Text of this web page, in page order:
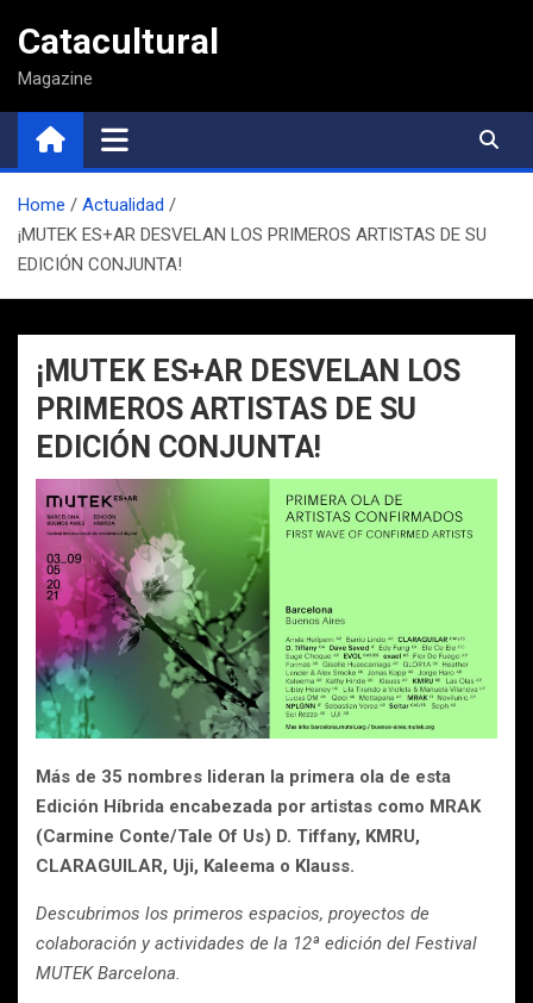
contenido
Catacultural
Magazine
Home
Actualidad
¡MUTEK ES+AR DESVELAN LOS PRIMEROS ARTISTAS DE SU
EDICIÓN CONJUNTA!
¡MUTEK ES+AR DESVELAN LOS
PRIMEROS ARTISTAS DE SU
EDICIÓN CONJUNTA!
Más de 35 nombres lideran la primera ola de esta
Edición Híbrida encabezada por artistas como MRAK
(Carmine Conte/Tale Of Us) D. Tiffany, KMRU,
CLARAGUILAR, Uji, Kaleema o Klauss.
Descubrimos los primeros espacios, proyectos de
colaboración y actividades de la 12ª edición del Festival
MUTEK Barcelona.